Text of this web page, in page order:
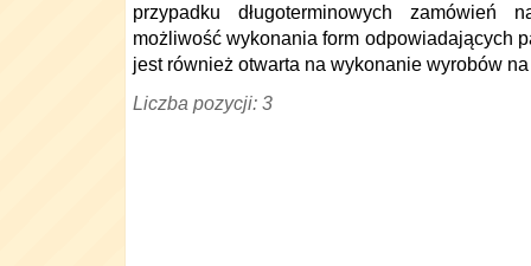
przypadku długoterminowych zamówień
możliwość wykonania form odpowiadających
jest również otwarta na wykonanie wyrobów
Liczba pozycji: 3